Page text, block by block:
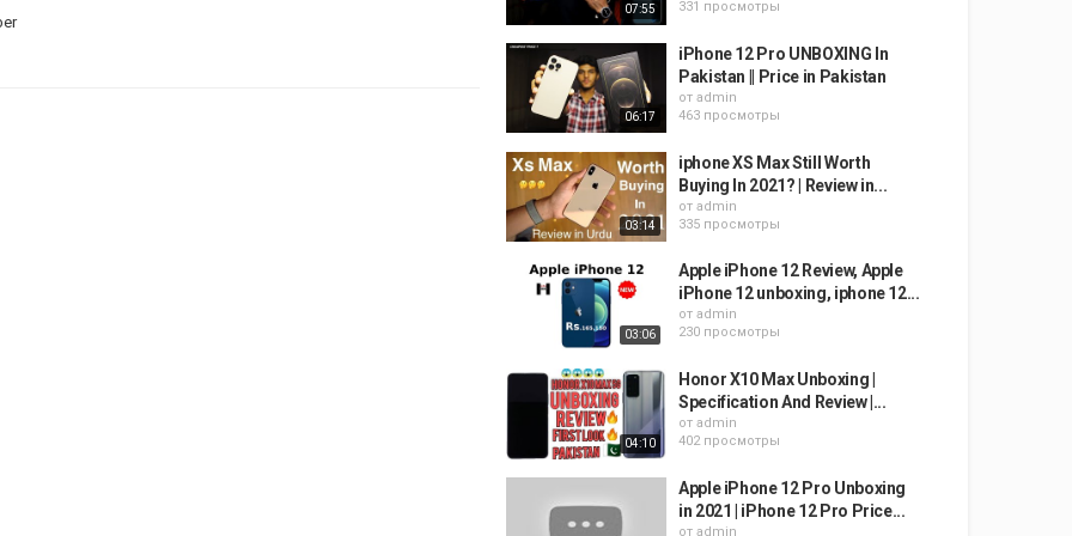
07:55
331 просмотры
06:17
iPhone 12 Pro UNBOXING In
Pakistan || Price in Pakistan
от admin
463 просмотры
03:14
iphone XS Max Still Worth
Buying In 2021? | Review in...
от admin
335 просмотры
03:06
Apple iPhone 12 Review, Apple
iPhone 12 unboxing, iphone 12...
от admin
230 просмотры
04:10
Honor X10 Max Unboxing |
Specification And Review |...
от admin
402 просмотры
Apple iPhone 12 Pro Unboxing
in 2021 | iPhone 12 Pro Price...
от admin